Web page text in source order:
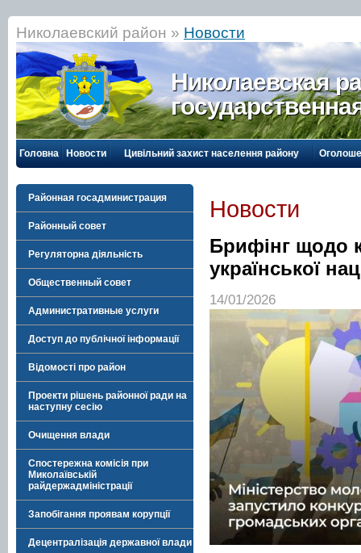
Николаевский район » Новости
Николаевская
Головна Новости Цивільний захист населення району
Районная госадминистрация
Районный совет
Регуляторна діяльність
Общественный совет
Административные услуги
Доступ до публічної інформації
Відомості про район
Проекти рішень районної ради на
наступну сесію
Очищення влади
Спостережна комісія при
Миколаївській
райдержадміністрації
Запобігання проявам корупції
Децентралізація державної влади
Новости
Брифінг щодо
української
14/01/2026